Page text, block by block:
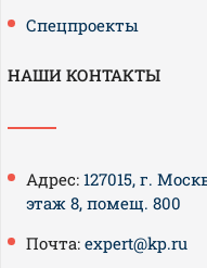
Спецпроекты
НАШИ КОНТАКТЫ
Адрес: 127015, г.
этаж 8, помещ. 800
Почта: expert@kp.ru